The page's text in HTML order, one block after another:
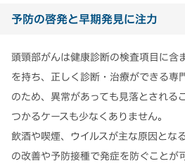
予防の啓発と早期発見に注力
頭頸部がんは健康診断の検査項目に含
を持ち、正しく診断・治療ができる専
のため、異常があっても見落とされる
つかるケースも少なくありません。
飲酒や喫煙、ウイルスが主な原因とな
の改善や予防接種で発症を防ぐことが